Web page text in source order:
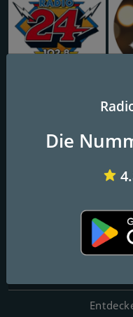
My105 -
FM-
Die